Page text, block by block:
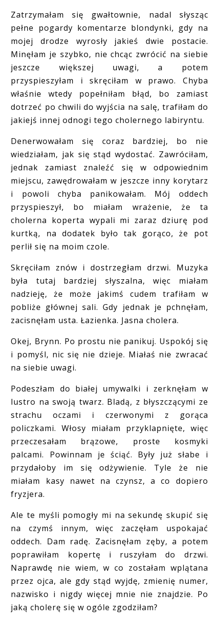
Zatrzymałam się gwałtownie, nadal słysząc
pełne pogardy komentarze blondynki, gdy na
mojej drodze wyrosły jakieś dwie postacie.
Minęłam je szybko, nie chcąc zwrócić na siebie
jeszcze większej uwagi, a potem
przyspieszyłam i skręciłam w prawo. Chyba
właśnie wtedy popełniłam błąd, bo zamiast
dotrzeć po chwili do wyjścia na salę, trafiłam do
jakiejś innej odnogi tego cholernego labiryntu.
Denerwowałam się coraz bardziej, bo nie
wiedziałam, jak się stąd wydostać. Zawróciłam,
jednak zamiast znaleźć się w odpowiednim
miejscu, zawędrowałam w jeszcze inny korytarz
i powoli chyba panikowałam. Mój oddech
przyspieszył, bo miałam wrażenie, że ta
cholerna koperta wypali mi zaraz dziurę pod
kurtką, na dodatek było tak gorąco, że pot
perlił się na moim czole.
Skręciłam znów i dostrzegłam drzwi. Muzyka
była tutaj bardziej słyszalna, więc miałam
nadzieję, że może jakimś cudem trafiłam w
pobliże głównej sali. Gdy jednak je pchnęłam,
zacisnęłam usta. Łazienka. Jasna cholera.
Okej, Brynn. Po prostu nie panikuj. Uspokój się
i pomyśl, nic się nie dzieje. Miałaś nie zwracać
na siebie uwagi.
Podeszłam do białej umywalki i zerknęłam w
lustro na swoją twarz. Bladą, z błyszczącymi ze
strachu oczami i czerwonymi z gorąca
policzkami. Włosy miałam przyklapnięte, więc
przeczesałam brązowe, proste kosmyki
palcami. Powinnam je ściąć. Były już słabe i
przydałoby im się odżywienie. Tyle że nie
miałam kasy nawet na czynsz, a co dopiero
fryzjera.
Ale te myśli pomogły mi na sekundę skupić się
na czymś innym, więc zaczęłam uspokajać
oddech. Dam radę. Zacisnęłam zęby, a potem
poprawiłam kopertę i ruszyłam do drzwi.
Naprawdę nie wiem, w co zostałam wplątana
przez ojca, ale gdy stąd wyjdę, zmienię numer,
nazwisko i nigdy więcej mnie nie znajdzie. Po
jaką cholerę się w ogóle zgodziłam?